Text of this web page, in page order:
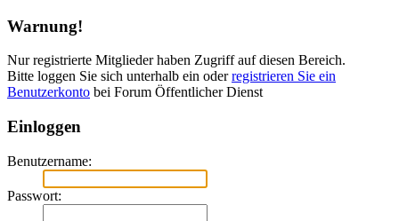
Warnung!
Nur registrierte Mitglieder haben Zugriff auf diesen Bereich.
Bitte loggen Sie sich unterhalb ein oderregistrieren Sie ein
Benutzerkonto bei Forum Öffentlicher Dienst
Einloggen
Benutzername:
Passwort: